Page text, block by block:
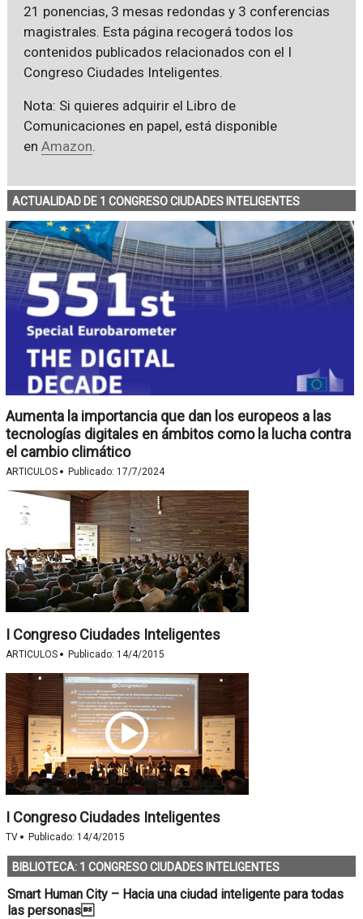
21 ponencias, 3 mesas redondas y 3 conferencias
magistrales. Esta página recogerá todos los
contenidos publicados relacionados con el I
Congreso Ciudades Inteligentes.
Nota: Si quieres adquirir el Libro de
Comunicaciones en papel, está disponible
en Amazon.
ACTUALIDAD DE 1 CONGRESO CIUDADES INTELIGENTES
Aumenta la importancia que dan los europeos a las
tecnologías digitales en ámbitos como la lucha contra
el cambio climático
ARTICULOS · Publicado: 17/7/2024
I Congreso Ciudades Inteligentes
ARTICULOS · Publicado: 14/4/2015
I Congreso Ciudades Inteligentes
TV · Publicado: 14/4/2015
BIBLIOTECA: 1 CONGRESO CIUDADES INTELIGENTES
Smart Human City – Hacia una ciudad inteligente para todas
las personas